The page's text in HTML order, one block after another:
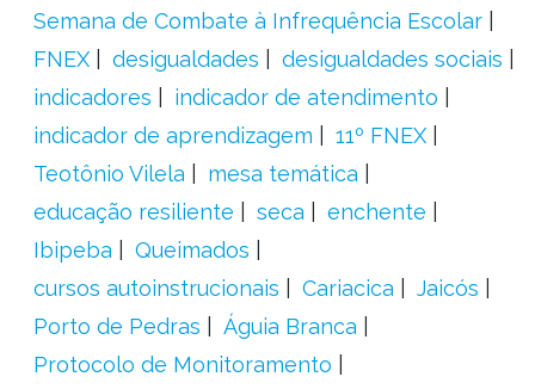
Semana de Combate à Infrequência Escolar
FNEX
desigualdades
desigualdades sociais
indicadores
indicador de atendimento
indicador de aprendizagem
11º FNEX
Teotônio Vilela
mesa temática
educação resiliente
seca
enchente
Ibipeba
Queimados
cursos autoinstrucionais
Cariacica
Jaicós
Porto de Pedras
Águia Branca
Protocolo de Monitoramento